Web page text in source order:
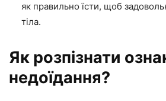
як правильно їсти, щоб
тіла.
Як розпізнати
недоїдання?